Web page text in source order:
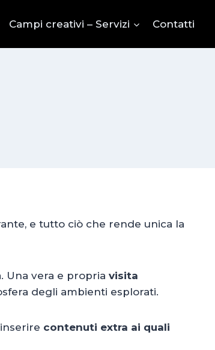
Campi creativi – Servizi Contatti
e tutto ciò che rende unica la
Una vera e propria visita
degli ambienti esplorati.
contenuti extra ai quali